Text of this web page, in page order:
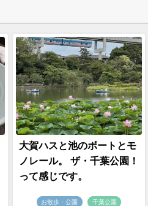
大賀ハスと池のボートとモ
ノレール。 ザ・千葉公園！
って感じです。
お散歩・公園 千葉公園